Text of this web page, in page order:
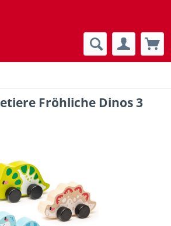
Fröhliche Dinos 3